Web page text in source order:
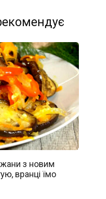
з новим
вранці їмо